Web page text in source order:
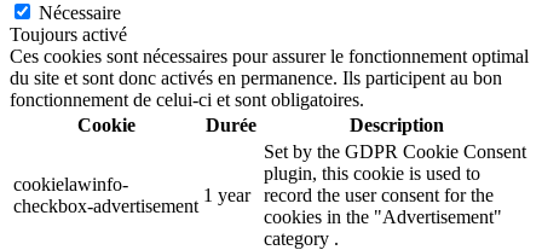
Nécessaire
Toujours activé
Ces cookies sont nécessaires pour assurer le fonctionnement optimal
du site et sont donc activés en permanence. Ils participent au bon
fonctionnement de celui-ci et sont obligatoires.
Cookie
Durée Description
cookielawinfo-
checkbox-advertisement
1 year
Set by the GDPR Cookie Consent
plugin, this cookie is used to
record the user consent for the
cookies in the "Advertisement"
category .